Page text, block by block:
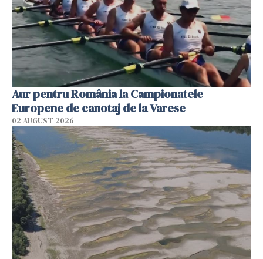
Aur pentru România la Campionatele
Europene de canotaj de la Varese
02 AUGUST 2026